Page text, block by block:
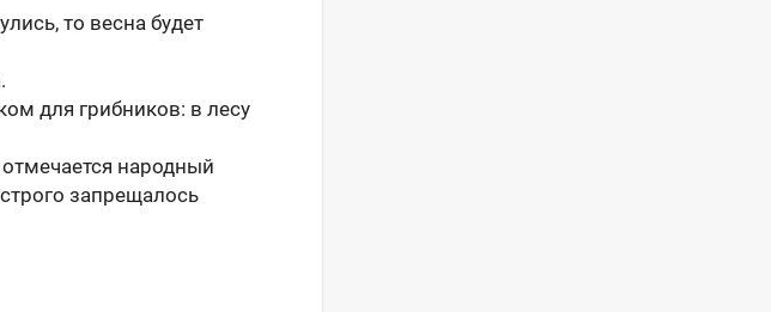
то весна будет
для грибников: в лесу
народный
запрещалось